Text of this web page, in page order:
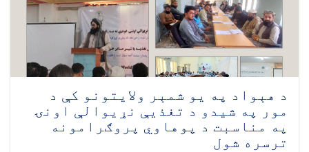
د هېواد په یو شمېر ولایتونو کې د
مور په شیدو د تغذیې نړیوالې اونۍ
په مناسبت د پوهاوي پروګرامونه
ترسره شول